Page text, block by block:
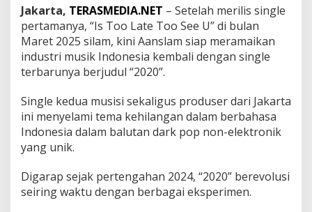
e
h
l
a
n
n
M
e
u
i
Jakarta, TERASMEDIA.NET – Setelah merilis single
pertamanya, “Is Too Late Too See U” di bulan
Maret 2025 silam, kini Aanslam siap meramaikan
industri musik Indonesia kembali dengan single
terbarunya berjudul “2020”.
Single kedua musisi sekaligus produser dari Jakarta
ini menyelami tema kehilangan dalam berbahasa
Indonesia dalam balutan dark pop non-elektronik
yang unik.
Digarap sejak pertengahan 2024, “2020” berevolusi
seiring waktu dengan berbagai eksperimen.